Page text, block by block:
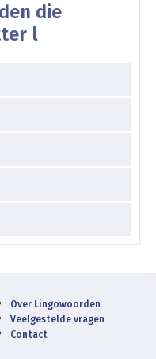
die
l
Over Lingowoorden
Veelgestelde vragen
Contact